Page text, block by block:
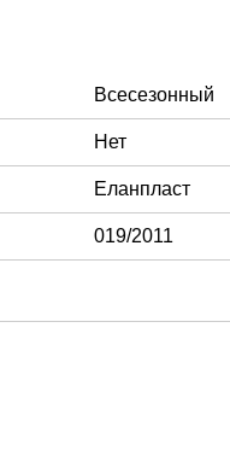
Всесезонный
Нет
Еланпласт
019/2011